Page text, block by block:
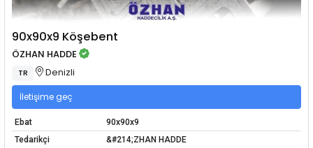
90x90x9 Köşebent
ÖZHAN HADDE
TR Denizli
İletişime geç
Ebat
90x90x9
Tedarikçi
&#214;ZHAN HADDE